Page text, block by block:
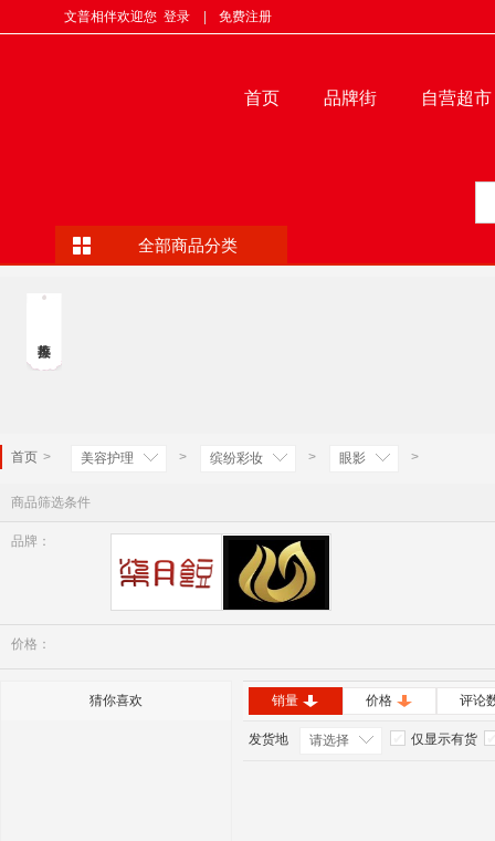
文普相伴欢迎您 登录 免费注册
首页 品牌街 自营超市
全部商品分类
首页 > 美容护理 > 缤纷彩妆 > 眼影 >
商品筛选条件
品牌：
价格：
猜你喜欢 销量 价格 评论
发货地 请选择 仅显示有货